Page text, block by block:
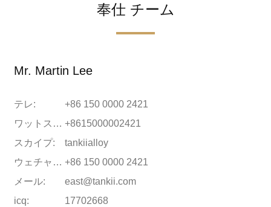
奉仕 チーム
Mr. Martin Lee
テレ:
+86 150 0000 2421
ワットスアップ: +8615000002421
スカイプ:
tankiialloy
ウェチャット: +86 150 0000 2421
メール:
east@tankii.com
icq:
17702668